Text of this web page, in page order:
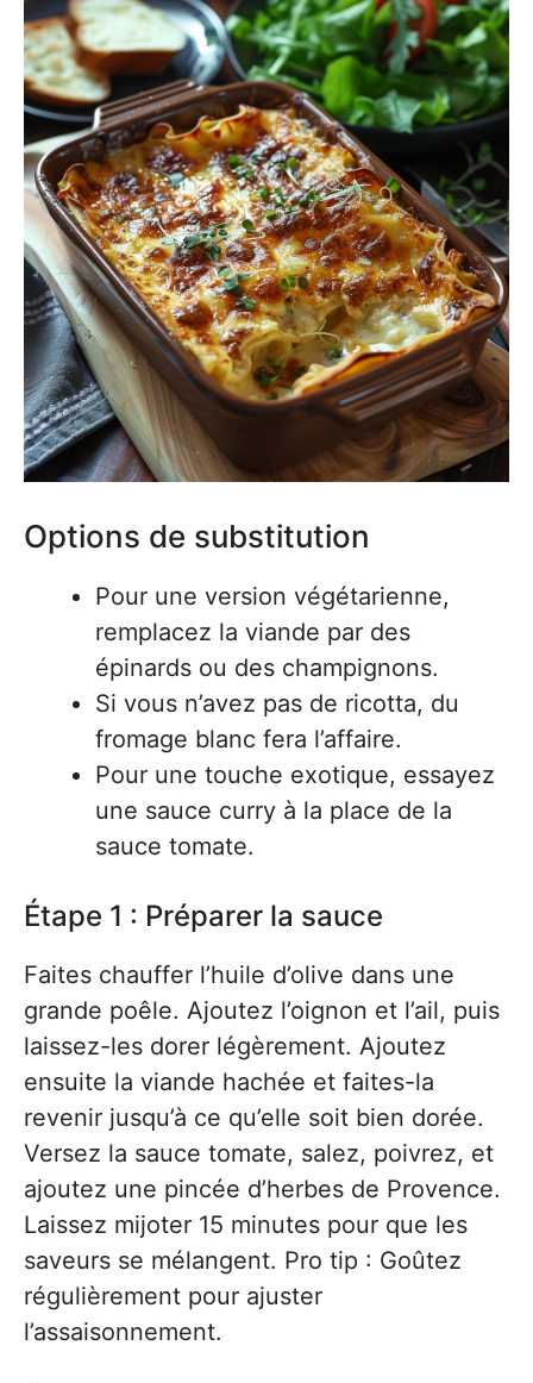
Options de substitution
Pour une version végétarienne,
remplacez la viande par des
épinards ou des champignons.
Si vous n’avez pas de ricotta, du
fromage blanc fera l’affaire.
Pour une touche exotique, essayez
une sauce curry à la place de la
sauce tomate.
Étape 1 : Préparer la sauce
Faites chauffer l’huile d’olive dans une
grande poêle. Ajoutez l’oignon et l’ail, puis
laissez-les dorer légèrement. Ajoutez
ensuite la viande hachée et faites-la
revenir jusqu’à ce qu’elle soit bien dorée.
Versez la sauce tomate, salez, poivrez, et
ajoutez une pincée d’herbes de Provence.
Laissez mijoter 15 minutes pour que les
saveurs se mélangent. Pro tip : Goûtez
régulièrement pour ajuster
l’assaisonnement.